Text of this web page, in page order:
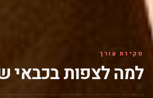
סקירת עורך
למה לצפות בכבאי